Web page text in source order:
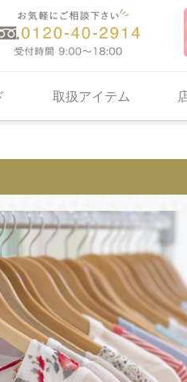
取扱アイテム